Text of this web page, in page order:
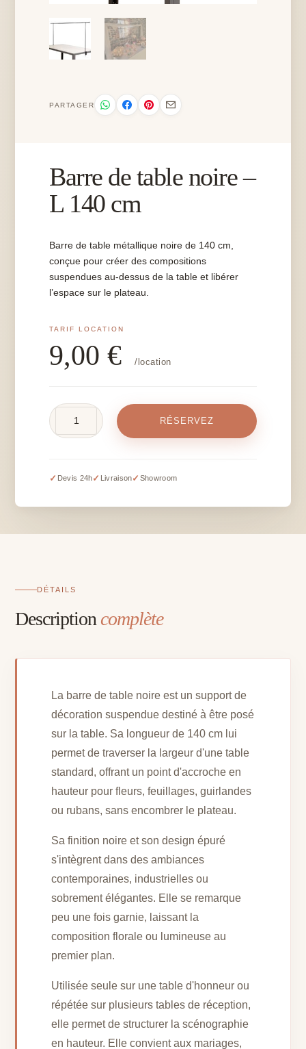
PARTAGER
Barre de table noire –
L 140 cm
Barre de table métallique noire de 140 cm,
conçue pour créer des compositions
suspendues au-dessus de la table et libérer
l’espace sur le plateau.
9,00€ /location
table
-
RÉSERVEZ
✓ Devis 24h✓ Livraison✓ Showroom
DÉTAILS
Descriptioncomplète
La barre de table noire est un support de
décoration suspendue destiné à être posé
sur la table. Sa longueur de 140 cm lui
permet de traverser la largeur d'une table
standard, offrant un point d'accroche en
hauteur pour fleurs, feuillages, guirlandes
ou rubans, sans encombrer le plateau.
Sa finition noire et son design épuré
s'intègrent dans des ambiances
contemporaines, industrielles ou
sobrement élégantes. Elle se remarque
peu une fois garnie, laissant la
composition florale ou lumineuse au
premier plan.
Utilisée seule sur une table d'honneur ou
répétée sur plusieurs tables de réception,
elle permet de structurer la scénographie
en hauteur. Elle convient aux mariages,